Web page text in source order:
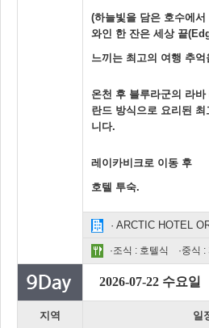
(하늘빛을 담은 호수에
와인 한 잔은 세상 끝
느끼는 최고의 여행 추
온천 후 블루라군의 라
란드 방식으로 요리된
니다.
레이카비크로 이동 후
호텔 투숙.
· ARCTIC HOTEL
·조식 : 호텔식 ·중식
2026-07-22 수요일
지역 일